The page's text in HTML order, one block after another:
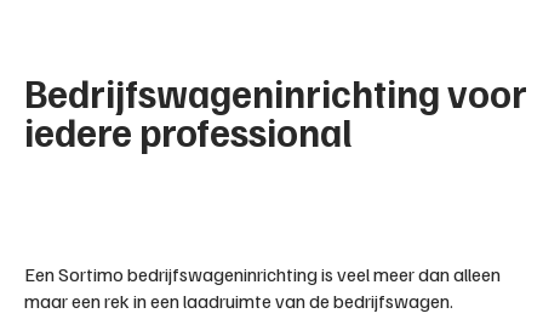
Bedrijfswageninrichting voor
iedere professional
Een Sortimo bedrijfswageninrichting is veel meer dan alleen
maar een rek in een laadruimte van de bedrijfswagen.